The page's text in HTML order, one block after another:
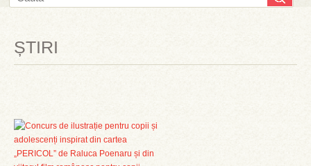
ȘTIRI